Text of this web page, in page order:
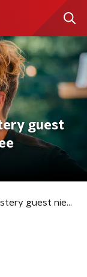
guest
Jan-Willem herkent mystery guest niet waar hij jarenlang mee carpoolde